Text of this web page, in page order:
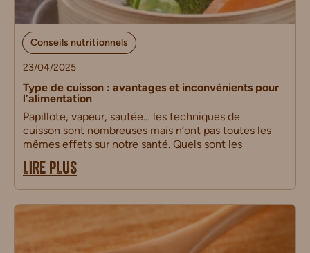
Conseils nutritionnels
23/04/2025
Type de cuisson : avantages et inconvénients pour
l’alimentation
Papillote, vapeur, sautée… les techniques de
cuisson sont nombreuses mais n’ont pas toutes les
mêmes effets sur notre santé. Quels sont les
LIRE PLUS